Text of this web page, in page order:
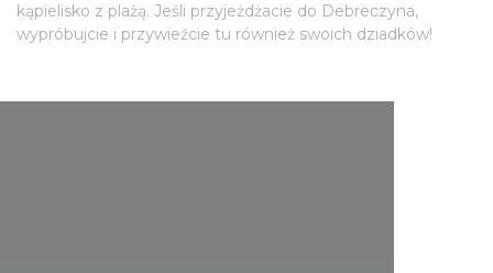
kąpielisko z plażą. Jeśli przyjeżdżacie do Debreczyna,
wypróbujcie i przywieźcie tu również swoich dziadków!